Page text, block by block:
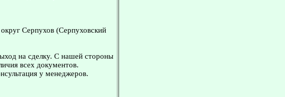
Серпухов (Серпуховский
на сделку. С нашей стороны
всех документов.
у менеджеров.